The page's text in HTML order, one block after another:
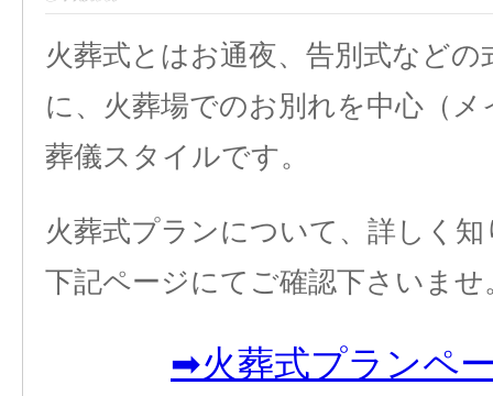
火葬式とはお通夜、告別式などの
に、火葬場でのお別れを中心（
葬儀スタイルです。
火葬式プランについて、詳しく
下記ページにてご確認下さいませ
➡火葬式プランペ